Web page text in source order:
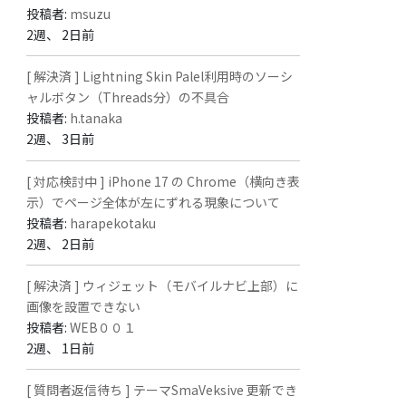
投稿者: msuzu
2週、 2日前
[ 解決済 ] Lightning Skin Palel利用時のソーシ
ャルボタン（Threads分）の不具合
投稿者: h.tanaka
2週、 3日前
[ 対応検討中 ] iPhone 17 の Chrome（横向き表
示）でページ全体が左にずれる現象について
投稿者: harapekotaku
2週、 2日前
[ 解決済 ] ウィジェット（モバイルナビ上部）に
画像を設置できない
投稿者:WEB００１
2週、 1日前
[ 質問者返信待ち ] テーマSmaVeksive 更新でき